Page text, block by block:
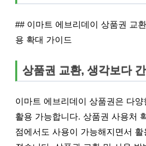
## 이마트 에브리데이 상품권 교
용 확대 가이드
상품권 교환, 생각보다
이마트 에브리데이 상품권은 다양
활용 가능합니다. 상품권 사용처
점에서도 사용이 가능해지면서